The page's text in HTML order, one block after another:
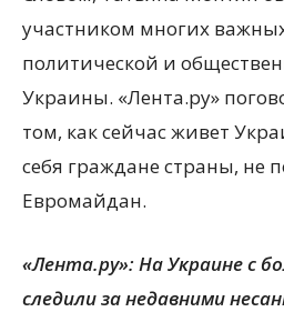
участником многих
политической и
Украины. «Лента.ру»
том, как сейчас живет
себя граждане страны, не
Евромайдан.
«Лента.ру»: На Украине с
следили за недавними